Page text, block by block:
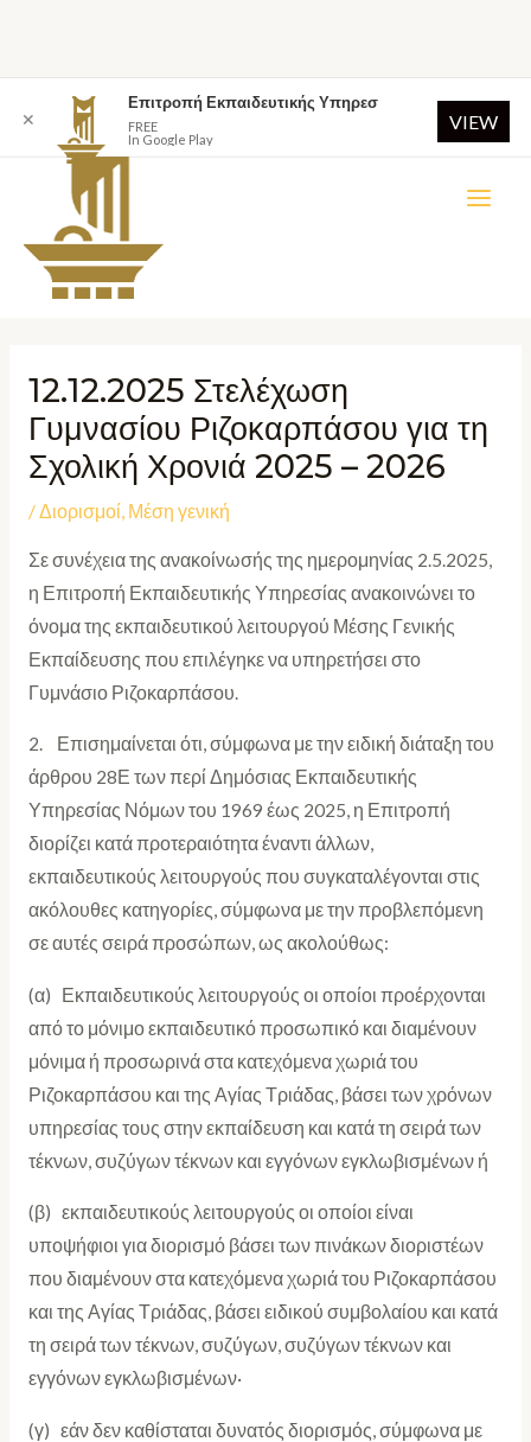
12.12.2025 Στελέχωση
Γυμνασίου Ριζοκαρπάσου για τη
Σχολική Χρονιά 2025 – 2026
/Διορισμοί, Μέση γενική
Σε συνέχεια της ανακοίνωσής της ημερομηνίας 2.5.2025,
η Επιτροπή Εκπαιδευτικής Υπηρεσίας ανακοινώνει το
όνομα της εκπαιδευτικού λειτουργού Μέσης Γενικής
Εκπαίδευσης που επιλέγηκε να υπηρετήσει στο
Γυμνάσιο Ριζοκαρπάσου.
2. Επισημαίνεται ότι, σύμφωνα με την ειδική διάταξη του
άρθρου 28Ε των περί Δημόσιας Εκπαιδευτικής
Υπηρεσίας Νόμων του 1969 έως 2025, η Επιτροπή
διορίζει κατά προτεραιότητα έναντι άλλων,
εκπαιδευτικούς λειτουργούς που συγκαταλέγονται στις
ακόλουθες κατηγορίες, σύμφωνα με την προβλεπόμενη
σε αυτές σειρά προσώπων, ως ακολούθως:
(α) Εκπαιδευτικούς λειτουργούς οι οποίοι προέρχονται
από το μόνιμο εκπαιδευτικό προσωπικό και διαμένουν
μόνιμα ή προσωρινά στα κατεχόμενα χωριά του
Ριζοκαρπάσου και της Αγίας Τριάδας, βάσει των χρόνων
υπηρεσίας τους στην εκπαίδευση και κατά τη σειρά των
τέκνων, συζύγων τέκνων και εγγόνων εγκλωβισμένων ή
(β) εκπαιδευτικούς λειτουργούς οι οποίοι είναι
υποψήφιοι για διορισμό βάσει των πινάκων διοριστέων
που διαμένουν στα κατεχόμενα χωριά του Ριζοκαρπάσου
και της Αγίας Τριάδας, βάσει ειδικού συμβολαίου και κατά
τη σειρά των τέκνων, συζύγων, συζύγων τέκνων και
εγγόνων εγκλωβισμένων·
(γ) εάν δεν καθίσταται δυνατός διορισμός, σύμφωνα με
✕
Επιτροπή Εκπαιδευτικής Υπηρεσ
FREE
In Google Play
VIEW